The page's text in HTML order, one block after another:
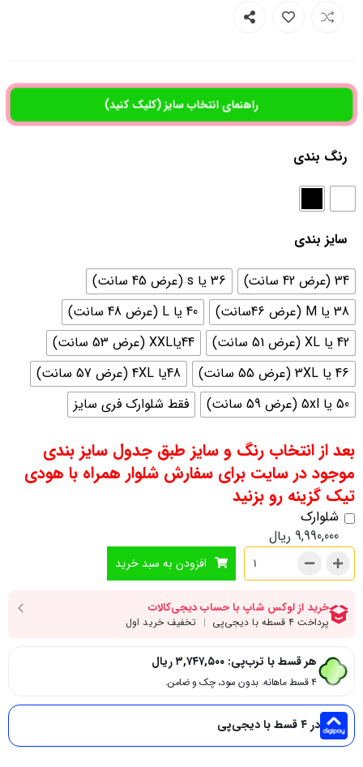
راهنمای انتخاب سایز (کلیک کنید)
رنگ بندی
سایز بندی
34 (عرض 42 سانت)
36 یا s (عرض 45 سانت)
38 یا M (عرض 46سانت)
40 یا L (عرض 48 سانت)
42 یا XL (عرض 51 سانت)
44یاXXL (عرض 53 سانت)
46 یا 3XL (عرض 55 سانت)
48یا 4XL (عرض 57 سانت)
50 یا 5xl (عرض 59 سانت)
فقط شلوارک فری سایز
بعد از انتخاب رنگ و سایز طبق جدول سایز بندی
موجود در سایت برای سفارش شلوار همراه با هودی
تیک گزینه رو بزنید
شلوارک
9,990,000 ریال
افزودن به سبد خرید
هر قسط با ترب‌پی: ۳,۷۴۷,۵۰۰ریال
۴ قسط ماهانه. بدون سود، چک و ضامن.
در ۴ قسط با دیجی‌پی